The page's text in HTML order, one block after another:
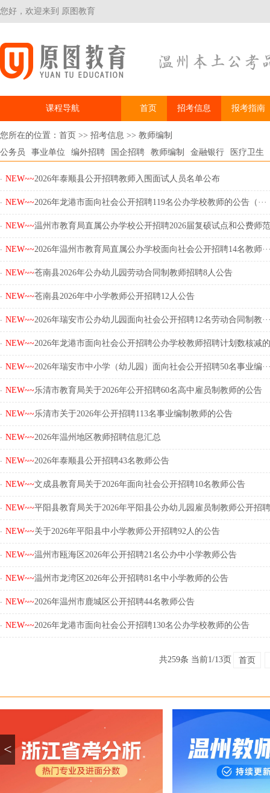
您好，欢迎来到 原图教育
课程导航 首页 招考信息 报考指南
您所在的位置： 首页 >> 招考信息 >> 教师编制
公务员
事业单位 编外招聘 国企招聘 教师编制 金融银行 医疗卫生
. NEW~~2026年泰顺县公开招聘教师入围面试人员名单公布
. NEW~~2026年龙港市面向社会公开招聘119名公办学校教师的公告（···
. NEW~~温州市教育局直属公办学校公开招聘2026届复硕试点和公费师范
. NEW~~2026年温州市教育局直属公办学校面向社会公开招聘14名教师
. NEW~~苍南县2026年公办幼儿园劳动合同制教师招聘8人公告
. NEW~~苍南县2026年中小学教师公开招聘12人公告
. NEW~~2026年瑞安市公办幼儿园面向社会公开招聘12名劳动合同制教
. NEW~~2026年龙港市面向社会公开招聘公办学校教师招聘计划数核减的
. NEW~~2026年瑞安市中小学（幼儿园）面向社会公开招聘50名事业编
. NEW~~乐清市教育局关于2026年公开招聘60名高中雇员制教师的公告
. NEW~~乐清市关于2026年公开招聘113名事业编制教师的公告
. NEW~~2026年温州地区教师招聘信息汇总
. NEW~~2026年泰顺县公开招聘43名教师公告
. NEW~~文成县教育局关于2026年面向社会公开招聘10名教师公告
. NEW~~平阳县教育局关于2026年平阳县公办幼儿园雇员制教师公开招聘
. NEW~~关于2026年平阳县中小学教师公开招聘92人的公告
. NEW~~温州市瓯海区2026年公开招聘21名公办中小学教师公告
. NEW~~温州市龙湾区2026年公开招聘81名中小学教师的公告
. NEW~~2026年温州市鹿城区公开招聘44名教师公告
. NEW~~2026年龙港市面向社会公开招聘130名公办学校教师的公告
共259条 当前1/13页 首页
<